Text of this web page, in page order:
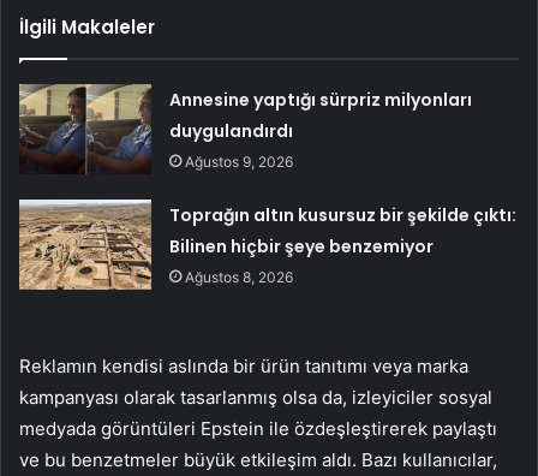
İlgili Makaleler
Annesine yaptığı sürpriz milyonları
duygulandırdı
Ağustos 9, 2026
Toprağın altın kusursuz bir şekilde çıktı:
Bilinen hiçbir şeye benzemiyor
Ağustos 8, 2026
Reklamın kendisi aslında bir ürün tanıtımı veya marka
kampanyası olarak tasarlanmış olsa da, izleyiciler sosyal
medyada görüntüleri Epstein ile özdeşleştirerek paylaştı
ve bu benzetmeler büyük etkileşim aldı. Bazı kullanıcılar,